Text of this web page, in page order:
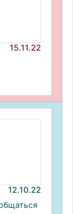
15.11.22
12.10.22